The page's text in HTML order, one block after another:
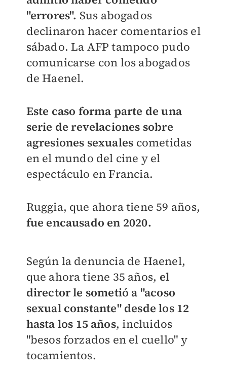
"errores". Sus abogados
declinaron hacer comentarios el
sábado. La AFP tampoco pudo
comunicarse con los abogados
de Haenel.
Este caso forma parte de una
serie de revelaciones sobre
agresiones sexuales cometidas
en el mundo del cine y el
espectáculo en Francia.
Ruggia, que ahora tiene 59 años,
fue encausado en 2020.
Según la denuncia de Haenel,
que ahora tiene 35 años, el
director le sometió a "acoso
sexual constante" desde los 12
hasta los 15 años, incluidos
"besos forzados en el cuello" y
tocamientos.